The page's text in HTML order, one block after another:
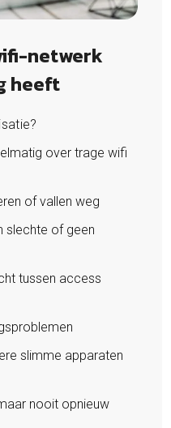
netwerk
heeft
over trage wifi
of vallen weg
slechte of geen
tussen access
slimme apparaten
nooit opnieuw